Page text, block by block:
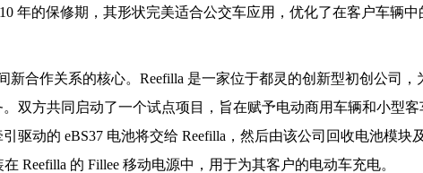
年的保修期，其形状完美适合公交车应用，优化了在客户车辆中
新合作关系的核心。Reefilla 是一家位于都灵的创新型初创公司，
双方共同启动了一个试点项目，旨在赋予电动商用车辆和小型客
驱动的 eBS37 电池将交给 Reefilla，然后由该公司回收电池模块
Reefilla 的 Fillee 移动电源中，用于为其客户的电动车充电。